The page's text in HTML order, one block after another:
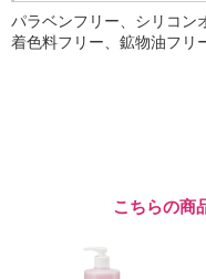
パラベンフリー、シリコン
着色料フリー、鉱物油フリ
こちらの商